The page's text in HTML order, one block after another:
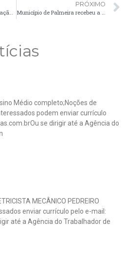
Prefeito e Secretaria de Educação realizam entrega de equipamentos e discutem segurança nas escolas
PRÓXIMO
Município de Palmeira recebeu a visita de representantes do Instituto das Cidades Inteligentes (ICI)
Médio completo;Noções de
podem enviar currículo
se dirigir até a Agência do
MECÂNICO PEDREIRO
enviar currículo pelo e-mail:
até a Agência do Trabalhador de